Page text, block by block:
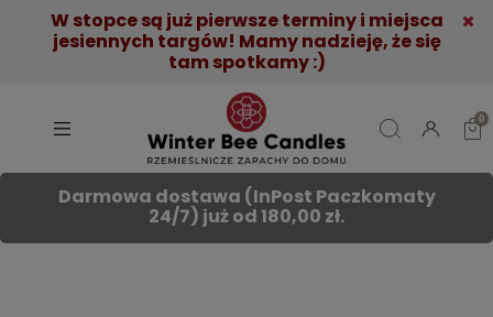
W stopce są już pierwsze terminy i miejsca
jesiennych targów! Mamy nadzieję, że się
tam spotkamy :)
Darmowa dostawa (InPost Paczkomaty
24/7) już od 180,00 zł.